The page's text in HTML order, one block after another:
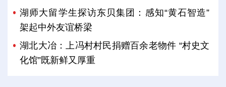
湖师大留学生探访东贝集团：感知“黄石智造”
架起中外友谊桥梁
湖北大冶：上冯村村民捐赠百余老物件 “村史文
化馆”既新鲜又厚重